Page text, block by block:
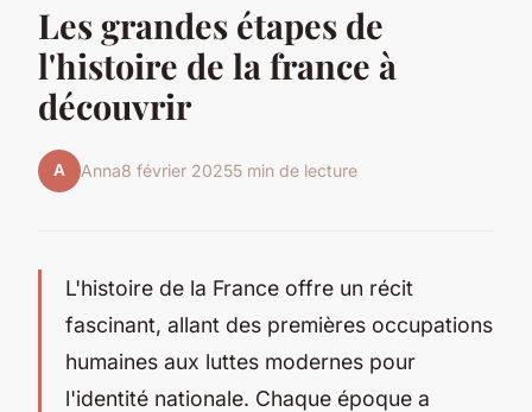
Les grandes étapes de
l'histoire de la france à
découvrir
A Anna8 février 20255 min de lecture
L'histoire de la France offre un récit
fascinant, allant des premières occupations
humaines aux luttes modernes pour
l'identité nationale. Chaque époque a